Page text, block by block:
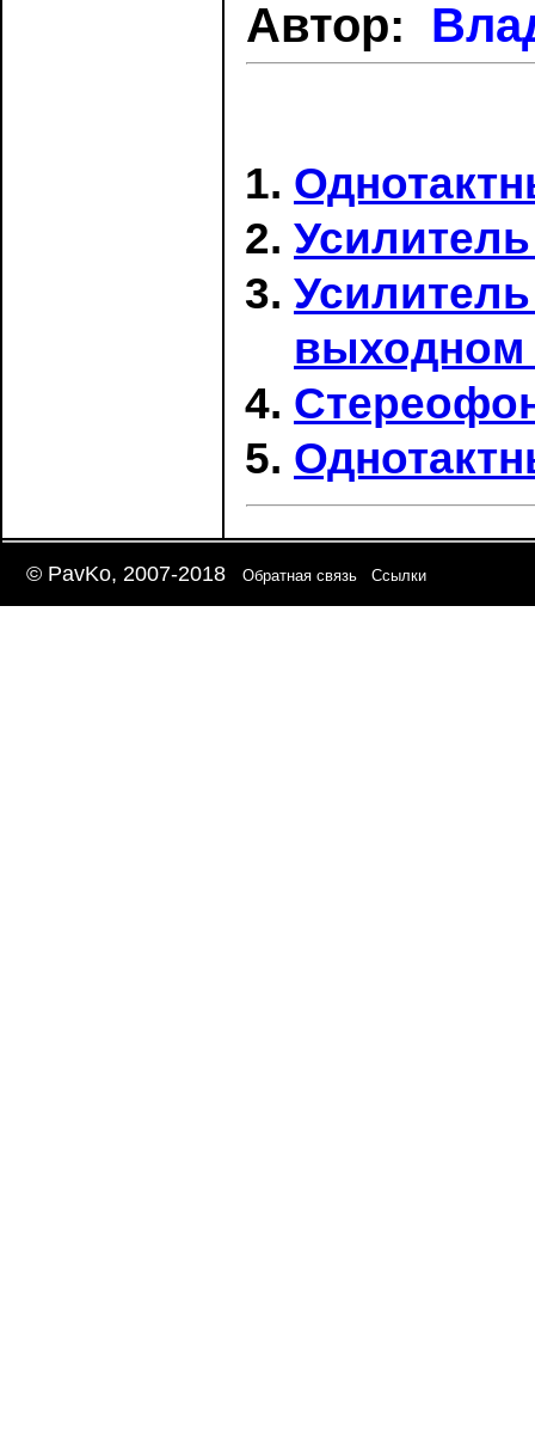
Автор:
выходном
© PavKo, 2007-2018 Обратная связь Ссылки